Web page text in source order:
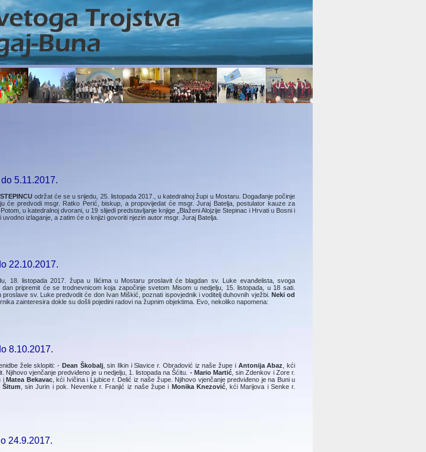
5.11.2017.
održat će se u srijedu, 25. listopada 2017., u katedralnoj župi u Mostaru. Događanje počinje
će predvodi msgr. Ratko Perić, biskup, a propovijedat će msgr. Juraj Batelja, postulator kauze za
u katedralnoj dvorani, u 19 slijedi predstavljanje knjige „Blaženi Alojzije Stepinac i Hrvati u Bosni i
izlaganje, a zatim će o knjizi govoriti njezin autor msgr. Juraj Batelja.
22.10.2017.
18. listopada 2017. župa u Ilićima u Mostaru proslavit će blagdan sv. Luke evanđelista, svoga
pripremit će se trodnevnicom koja započinje svetom Misom u nedjelju, 15. listopada, u 18 sati.
sv. Luke predvodit će don Ivan Miškić, poznati ispovjednik i voditelj duhovnih vježbi.
Neki od
zainteresira dokle su došli pojedini radovi na župnim objektima. Evo, nekoliko napomena:
8.10.2017.
žele sklopiti: - Dean Škobalj, sin Ilkin i Slavice r. Obradović iz naše župe i Antonija Abaz
, kći
Njihovo vjenčanje predviđeno je u nedjelju, 1. listopada na Šćitu. - Mario Martić , sin Zdenkov i Zore r.
iMatea Bekavac, kći Ivičina i Ljubice r. Delić iz naše župe. Njihovo vjenčanje predviđeno je na Buni u
, sin Jurin i pok. Nevenke r. Franjić iz naše župe i Monika Knezović, kći Marijova i Senke r.
24.9.2017.